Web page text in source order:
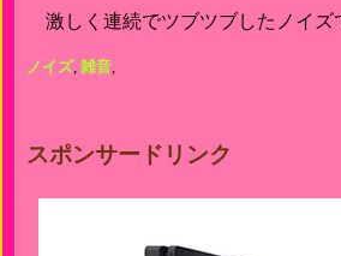
激しく連続でツブツブしたノイズ
ノイズ, 雑音,
スポンサードリンク